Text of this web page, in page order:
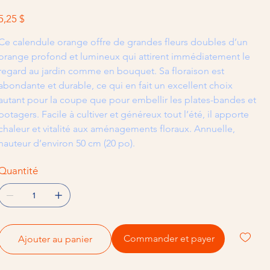
$
calendule orange offre de grandes fleurs doubles d’un
profond et lumineux qui attirent immédiatement le
au jardin comme en bouquet. Sa floraison est
et durable, ce qui en fait un excellent choix
pour la coupe que pour embellir les plates-bandes et
Facile à cultiver et généreux tout l’été, il apporte
et vitalité aux aménagements floraux. Annuelle,
d’environ 50 cm (20 po).
Ajouter au panier Commander et payer